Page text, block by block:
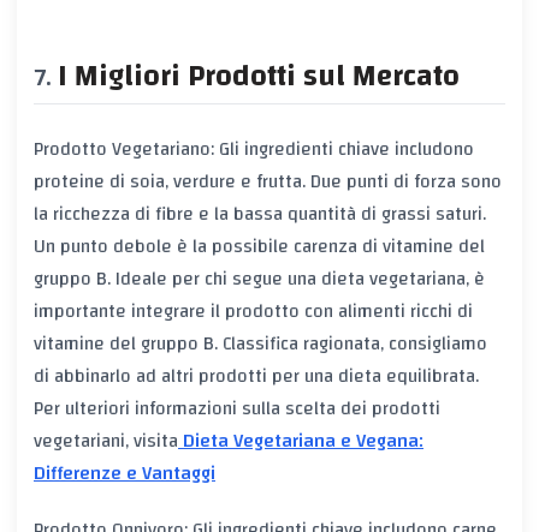
I Migliori Prodotti sul Mercato
Prodotto Vegetariano: Gli ingredienti chiave includono
proteine di soia, verdure e frutta. Due punti di forza sono
la ricchezza di fibre e la bassa quantità di grassi saturi.
Un punto debole è la possibile carenza di vitamine del
gruppo B. Ideale per chi segue una dieta vegetariana, è
importante integrare il prodotto con alimenti ricchi di
vitamine del gruppo B. Classifica ragionata, consigliamo
di abbinarlo ad altri prodotti per una dieta equilibrata.
Per ulteriori informazioni sulla scelta dei prodotti
vegetariani, visitaDieta Vegetariana e Vegana:
Differenze e Vantaggi